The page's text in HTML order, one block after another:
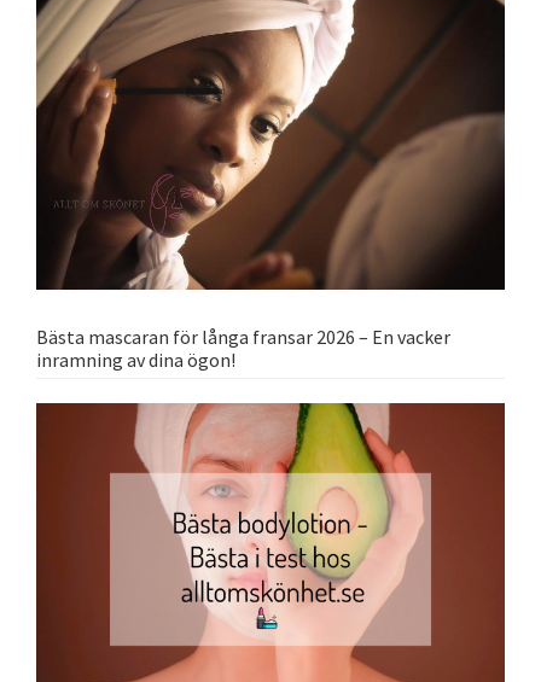
Bästa mascaran för långa fransar 2026 – En vacker
inramning av dina ögon!